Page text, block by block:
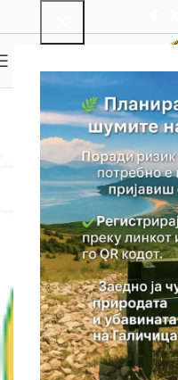
Почетна